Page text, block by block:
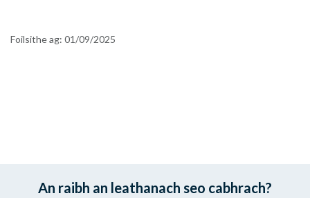
Foilsithe ag: 01/09/2025
An raibh an leathanach seo cabhrach?